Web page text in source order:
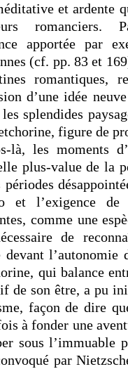
et ardente
romanciers.
apportée par
(cf. pp. 83 et
romantiques,
d’une idée
splendides
figure de
là, les moments
plus-value de la
périodes
et l’exigence
comme une
de
devant l’autonomie
qui balance
de son être, a pu
façon de dire
à fonder une
sous l’immuable
par